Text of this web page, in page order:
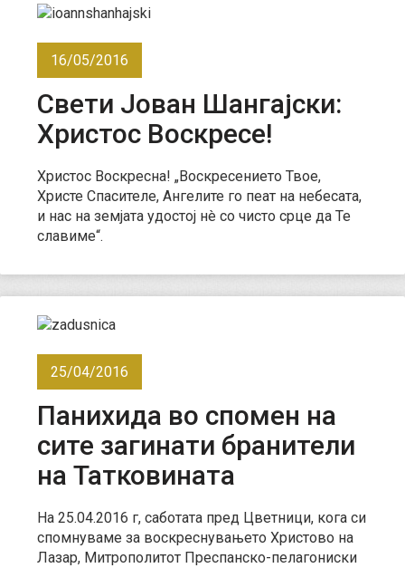
16/05/2016
Свети Јован Шангајски:
Христос Воскресе!
Христос Воскресна! „Воскресението Твое,
Христе Спасителе, Ангелите го пеат на небесата,
и нас на земјата удостој нè со чисто срце да Те
славиме“.
25/04/2016
Панихида во спомен на
сите загинати бранители
на Татковината
На 25.04.2016 г, саботата пред Цветници, кога си
спомнуваме за воскреснувањето Христово на
Лазар, Митрополитот Преспанско-пелагониски